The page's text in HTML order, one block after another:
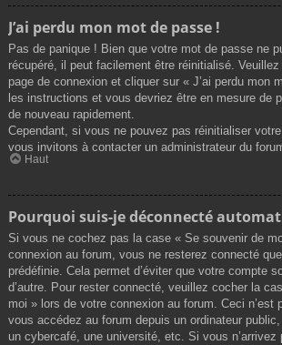
J’ai perdu mon mot de passe !
Pas de panique ! Bien que votre mot de passe ne
récupéré, il peut facilement être réinitialisé.
page de connexion et cliquer sur « J’ai perdu mon
les instructions et vous devriez être en mesure de
de nouveau rapidement.
Cependant, si vous ne pouvez pas réinitialiser
vous invitons à contacter un administrateur du
Haut
Pourquoi suis-je déconnecté
Si vous ne cochez pas la case « Se souvenir de
connexion au forum, vous ne resterez connecté
prédéfinie. Cela permet d’éviter que votre compte
d’autre. Pour rester connecté, veuillez cocher la
moi » lors de votre connexion au forum. Ceci n’est
vous accédez au forum depuis un ordinateur
un cybercafé, une université, etc. Si vous